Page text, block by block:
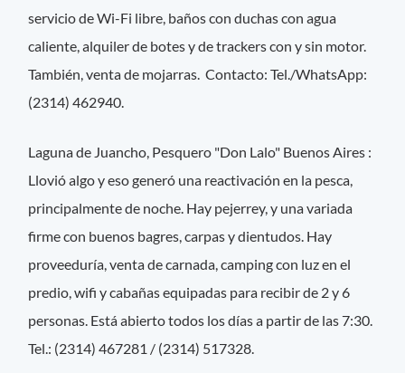
servicio de Wi-Fi libre, baños con duchas con agua
caliente, alquiler de botes y de trackers con y sin motor.
También, venta de mojarras. Contacto: Tel./WhatsApp:
(2314) 462940.
Laguna de Juancho, Pesquero "Don Lalo" Buenos Aires :
Llovió algo y eso generó una reactivación en la pesca,
principalmente de noche. Hay pejerrey, y una variada
firme con buenos bagres, carpas y dientudos. Hay
proveeduría, venta de carnada, camping con luz en el
predio, wifi y cabañas equipadas para recibir de 2 y 6
personas. Está abierto todos los días a partir de las 7:30.
Tel.: (2314) 467281 / (2314) 517328.